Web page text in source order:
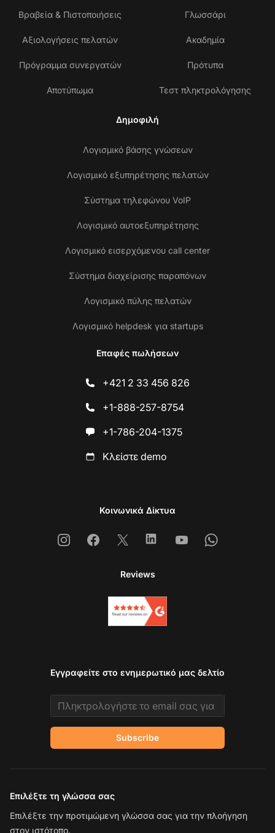
Βραβεία & Πιστοποιήσεις
Αξιολογήσεις πελατών
Πρόγραμμα συνεργατών
Αποτύπωμα
Γλωσσάρι
Ακαδημία
Πρότυπα
Τεστ πληκτρολόγησης
Δημοφιλή
Λογισμικό βάσης γνώσεων
Λογισμικό εξυπηρέτησης πελατών
Σύστημα τηλεφώνου VoIP
Λογισμικό αυτοεξυπηρέτησης
Λογισμικό εισερχόμενου call center
Σύστημα διαχείρισης παραπόνων
Λογισμικό πύλης πελατών
Λογισμικό helpdesk για startups
Επαφές πωλήσεων
+421 2 33 456 826
+1-888-257-8754
+1-786-204-1375
Κλείστε demo
Κοινωνικά Δίκτυα
InstagramFacebook
X LinkedinYoutubeWhatsapp
Reviews
Εγγραφείτε στο ενημερωτικό μας δελτίο
Email address
Subscribe
Επιλέξτε τη γλώσσα σας
Επιλέξτε την προτιμώμενη γλώσσα σας για την πλοήγηση
στον ιστότοπο.